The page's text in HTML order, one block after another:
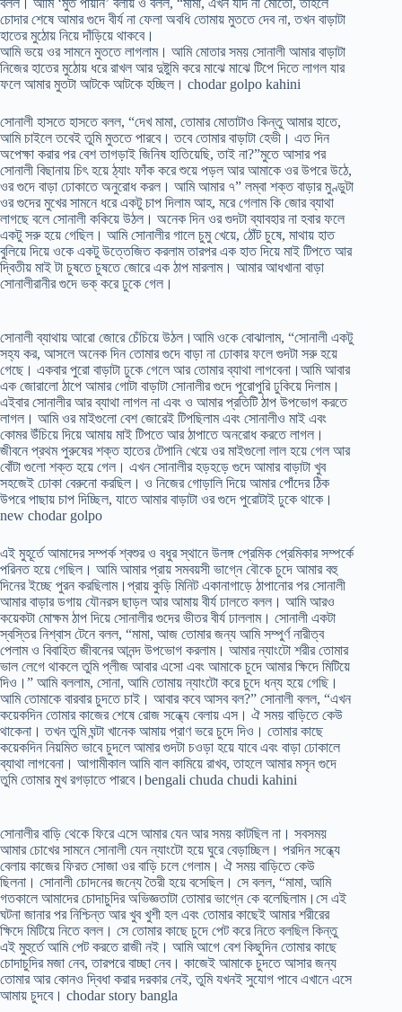
বলল। আমি ‘মুত পায়নি’ বলায় ও বলল, “মামা, এখন যদি না মোতো, তাহলে
চোদার শেষে আমার গুদে বীর্য না ফেলা অবধি তোমায় মুততে দেব না, তখন বাড়াটা
হাতের মুঠোয় নিয়ে দাঁড়িয়ে থাকবে।
আমি ভয়ে ওর সামনে মুততে লাগলাম। আমি মোতার সময় সোনালী আমার বাড়াটা
নিজের হাতের মুঠোয় ধরে রাখল আর দুষ্টুমি করে মাঝে মাঝে টিপে দিতে লাগল যার
ফলে আমার মুতটা আটকে আটকে হচ্ছিল। chodar golpo kahini
সোনালী হাসতে হাসতে বলল, “দেখ মামা, তোমার মোতাটাও কিন্তু আমার হাতে,
আমি চাইলে তবেই তুমি মুততে পারবে। তবে তোমার বাড়াটা হেভী। এত দিন
অপেক্ষা করার পর বেশ তাগড়াই জিনিষ হাতিয়েছি, তাই না?”মুতে আসার পর
সোনালী বিছানায় চিৎ হয়ে ঠ্যাং ফাঁক করে শুয়ে পড়ল আর আমাকে ওর উপরে উঠে,
ওর গুদে বাড়া ঢোকাতে অনুরোধ করল। আমি আমার ৭” লম্বা শক্ত বাড়ার মুণ্ডুটা
ওর গুদের মুখের সামনে ধরে একটু চাপ দিলাম আহ, মরে গেলাম কি জোর ব্যাথা
লাগছে বলে সোনালী ককিয়ে উঠল। অনেক দিন ওর গুদটা ব্যাবহার না হবার ফলে
একটু সরু হয়ে গেছিল। আমি সোনালীর গালে চুমু খেয়ে, ঠোঁট চুষে, মাথায় হাত
বুলিয়ে দিয়ে ওকে একটু উত্তেজিত করলাম তারপর এক হাত দিয়ে মাই টিপতে আর
দ্বিতীয় মাই টা চুষতে চুষতে জোরে এক ঠাপ মারলাম। আমার আধখানা বাড়া
সোনালীরানীর গুদে ভক্ করে ঢুকে গেল।
সোনালী ব্যাথায় আরো জোরে চেঁচিয়ে উঠল।আমি ওকে বোঝালাম, “সোনালী একটু
সহ্য কর, আসলে অনেক দিন তোমার গুদে বাড়া না ঢোকার ফলে গুদটা সরু হয়ে
গেছে। একবার পুরো বাড়াটা ঢুকে গেলে আর তোমার ব্যাথা লাগবেনা।আমি আবার
এক জোরালো ঠাপে আমার গোটা বাড়াটা সোনালীর গুদে পুরোপুরি ঢুকিয়ে দিলাম।
এইবার সোনালীর আর ব্যাথা লাগল না এবং ও আমার প্রতিটি ঠাপ উপভোগ করতে
লাগল। আমি ওর মাইগুলো বেশ জোরেই টিপছিলাম এবং সোনালীও মাই এবং
কোমর উঁচিয়ে দিয়ে আমায় মাই টিপতে আর ঠাপাতে অনরোধ করতে লাগল।
জীবনে প্রথম পুরুষের শক্ত হাতের টেপানি খেয়ে ওর মাইগুলো লাল হয়ে গেল আর
বোঁটা গুলো শক্ত হয়ে গেল। এখন সোনালীর হড়হড়ে গুদে আমার বাড়াটা খুব
সহজেই ঢোকা বেরুনো করছিল। ও নিজের গোড়ালি দিয়ে আমার পোঁদের ঠিক
উপরে পাছায় চাপ দিচ্ছিল, যাতে আমার বাড়াটা ওর গুদে পুরোটাই ঢুকে থাকে।
new chodar golpo
এই মুহূর্তে আমাদের সম্পর্ক শ্বশুর ও বধুর স্থানে উলঙ্গ প্রেমিক প্রেমিকার সম্পর্কে
পরিনত হয়ে গেছিল। আমি আমার প্রায় সমবয়সী ভাগ্নে বৌকে চুদে আমার বহু
দিনের ইচ্ছে পুরন করছিলাম।প্রায় কুড়ি মিনিট একানাগাড়ে ঠাপানোর পর সোনালী
আমার বাড়ার ডগায় যৌনরস ছাড়ল আর আমায় বীর্য ঢালতে বলল। আমি আরও
কয়েকটা মোক্ষম ঠাপ দিয়ে সোনালীর গুদের ভীতর বীর্য ঢাললাম। সোনালী একটা
স্বস্তির নিশ্বাস টেনে বলল, “মামা, আজ তোমার জন্য আমি সম্পুর্ণ নারীত্ব
পেলাম ও বিবাহিত জীবনের আনন্দ উপভোগ করলাম। আমার ন্যাংটো শরীর তোমার
ভাল লেগে থাকলে তুমি প্লীজ আবার এসো এবং আমাকে চুদে আমার ক্ষিদে মিটিয়ে
দিও।” আমি বললাম, সোনা, আমি তোমায় ন্যাংটো করে চুদে ধন্য হয়ে গেছি।
আমি তোমাকে বারবার চুদতে চাই। আবার কবে আসব বল?” সোনালী বলল, “এখন
কয়েকদিন তোমার কাজের শেষে রোজ সন্ধ্যে বেলায় এস। ঐ সময় বাড়িতে কেউ
থাকেনা। তখন তুমি ঘন্টা খানেক আমায় প্রাণ ভরে চুদে দিও। তোমার কাছে
কয়েকদিন নিয়মিত ভাবে চুদলে আমার গুদটা চওড়া হয়ে যাবে এবং বাড়া ঢোকালে
ব্যাথা লাগবেনা। আগামীকাল আমি বাল কামিয়ে রাখব, তাহলে আমার মসৃন গুদে
তুমি তোমার মুখ রগড়াতে পারবে।bengali chuda chudi kahini
সোনালীর বাড়ি থেকে ফিরে এসে আমার যেন আর সময় কাটছিল না। সবসময়
আমার চোখের সামনে সোনালী যেন ন্যাংটো হয়ে ঘুরে বেড়াচ্ছিল। পরদিন সন্ধ্যে
বেলায় কাজের ফিরত সোজা ওর বাড়ি চলে গেলাম। ঐ সময় বাড়িতে কেউ
ছিলনা। সোনালী চোদনের জন্যে তৈরী হয়ে বসেছিল। সে বলল, “মামা, আমি
গতকালে আমাদের চোদাচুদির অভিজ্ঞতাটা তোমার ভাগ্নে কে বলেছিলাম।সে এই
ঘটনা জানার পর নিশ্চিন্ত আর খুব খুশী হল এবং তোমার কাছেই আমার শরীরের
ক্ষিদে মিটিয়ে নিতে বলল। সে তোমার কাছে চুদে পেট করে নিতে বলছিল কিন্তু
এই মুহুর্তে আমি পেট করতে রাজী নই। আমি আগে বেশ কিছুদিন তোমার কাছে
চোদাচুদির মজা নেব, তারপরে বাচ্ছা নেব। কাজেই আমাকে চুদতে আসার জন্য
তোমার আর কোনও দ্বিধা করার দরকার নেই, তুমি যখনই সুযোগ পাবে এখানে এসে
আমায় চুদবে। chodar story bangla